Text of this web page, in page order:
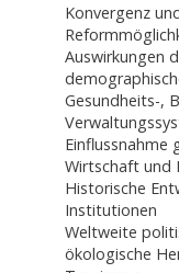
Konvergenz
Auswirkungen
Gesundheits-,
Einflussnahme
Wirtschaft und
Historische
Institutionen
Weltweite
ökologische